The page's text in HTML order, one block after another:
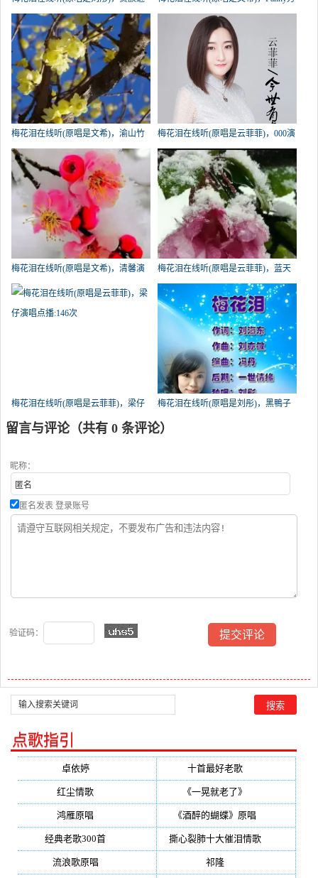
力湘茶演唱点播:1454次
演唱点播:439次
梅花泪在线听(原唱是文希)，渝山竹
演唱点播:420次
梅花泪在线听(原唱是云菲菲)，000演
唱点播:190次
梅花泪在线听(原唱是文希)，清馨演
唱点播:187次
梅花泪在线听(原唱是云菲菲)，蓝天
演唱点播:165次
梅花泪在线听(原唱是云菲菲)，梁仔
演唱点播:146次
梅花泪在线听(原唱是刘彤)，黑鴨子
演唱点播:126次
留言与评论（共有 0 条评论）
昵称：
匿名发表 登录账号
验证码：
点歌指引
卓依婷(350) 十首最好老歌(300)
红尘情歌 《一晃就老了》
鸿雁原唱 《酒醉的蝴蝶》原唱
经典老歌300首 撕心裂肺十大催泪情歌(195)
流浪歌原唱 祁隆(188)